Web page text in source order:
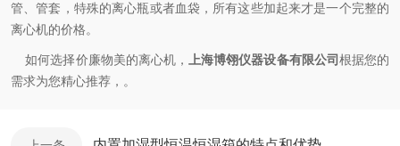
管、管套，特殊的离心瓶或者血袋，所有这些加起来才是一个完整的
离心机的价格。
如何选择价廉物美的离心机， 上海博翎仪器设备有限公司根据您的
需求为您精心推荐，。